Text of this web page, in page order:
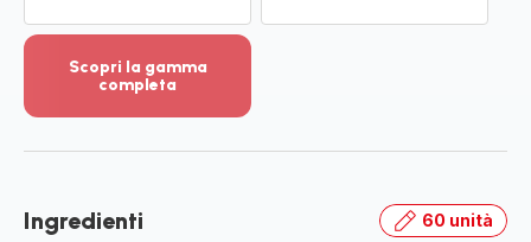
Scopri la gamma
completa
dettagli
la
Ingredienti 60 unità